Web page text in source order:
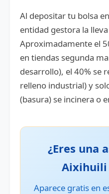
Al depositar tu bolsa
entidad gestora la
Aproximadamente el
en tiendas segunda
desarrollo), el 40% se
relleno industrial) y
(basura) se incinera o
¿Eres una
Aixihuili
Aparece gratis en